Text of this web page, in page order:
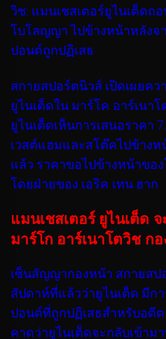
วิช: แมนเชสเตอร์ยูไนเต็ดถ
โบโลญญา ไปข้างหน้าหลังจ
ปอนด์ถูกปฏิเสธ
สกายสปอร์ตนิวส์ เปิดเผยค
ยูไนเต็ดใน มาร์โค อาร์เนา
ยูไนเต็ดเห็นการเสนอราคา
เวสต์แฮมและสโต๊คไปข้าง
แล้ว ราคาขอไปข้างหน้าขอ
โดยฝ่ายของ เอริค เทน ฮาก
แมนเชสเตอร์ ยูไนเต็ด
มาร์โก อาร์เนาโตวิช ก
เซ็นสัญญากองหน้า สกายสป
สัปดาห์ที่แล้วว่ายูไนเต็ด มีก
ปอนด์ที่ถูกปฏิเสธสำหรับอดี
คาดว่ายูไนเต็ดจะกลับเข้าม